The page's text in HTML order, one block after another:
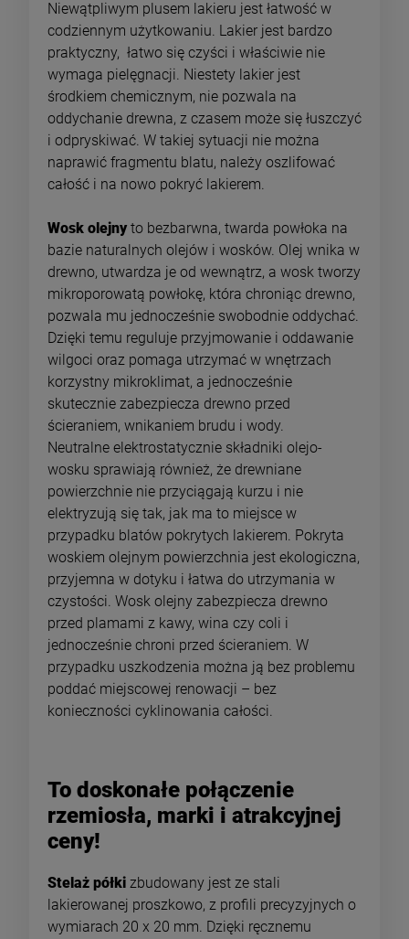
Niewątpliwym plusem lakieru jest łatwość w
codziennym użytkowaniu. Lakier jest bardzo
praktyczny, łatwo się czyści i właściwie nie
wymaga pielęgnacji. Niestety lakier jest
środkiem chemicznym, nie pozwala na
oddychanie drewna, z czasem może się łuszczyć
i odpryskiwać. W takiej sytuacji nie można
naprawić fragmentu blatu, należy oszlifować
całość i na nowo pokryć lakierem.
Wosk olejny to bezbarwna, twarda powłoka na
bazie naturalnych olejów i wosków. Olej wnika w
drewno, utwardza je od wewnątrz, a wosk tworzy
mikroporowatą powłokę, która chroniąc drewno,
pozwala mu jednocześnie swobodnie oddychać.
Dzięki temu reguluje przyjmowanie i oddawanie
wilgoci oraz pomaga utrzymać w wnętrzach
korzystny mikroklimat, a jednocześnie
skutecznie zabezpiecza drewno przed
ścieraniem, wnikaniem brudu i wody.
Neutralne elektrostatycznie składniki olejo-
wosku sprawiają również, że drewniane
powierzchnie nie przyciągają kurzu i nie
elektryzują się tak, jak ma to miejsce w
przypadku blatów pokrytych lakierem. Pokryta
woskiem olejnym powierzchnia jest ekologiczna,
przyjemna w dotyku i łatwa do utrzymania w
czystości. Wosk olejny zabezpiecza drewno
przed plamami z kawy, wina czy coli i
jednocześnie chroni przed ścieraniem. W
przypadku uszkodzenia można ją bez problemu
poddać miejscowej renowacji – bez
konieczności cyklinowania całości.
To doskonałe połączenie
rzemiosła, marki i atrakcyjnej
ceny!
Stelaż półki zbudowany jest ze stali
lakierowanej proszkowo, z profili precyzyjnych o
wymiarach 20 x 20 mm. Dzięki ręcznemu